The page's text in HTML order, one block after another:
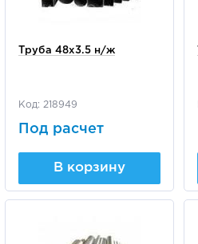
Труба 48х3.5 н/ж
Код: 218949
Под расчет
В корзину